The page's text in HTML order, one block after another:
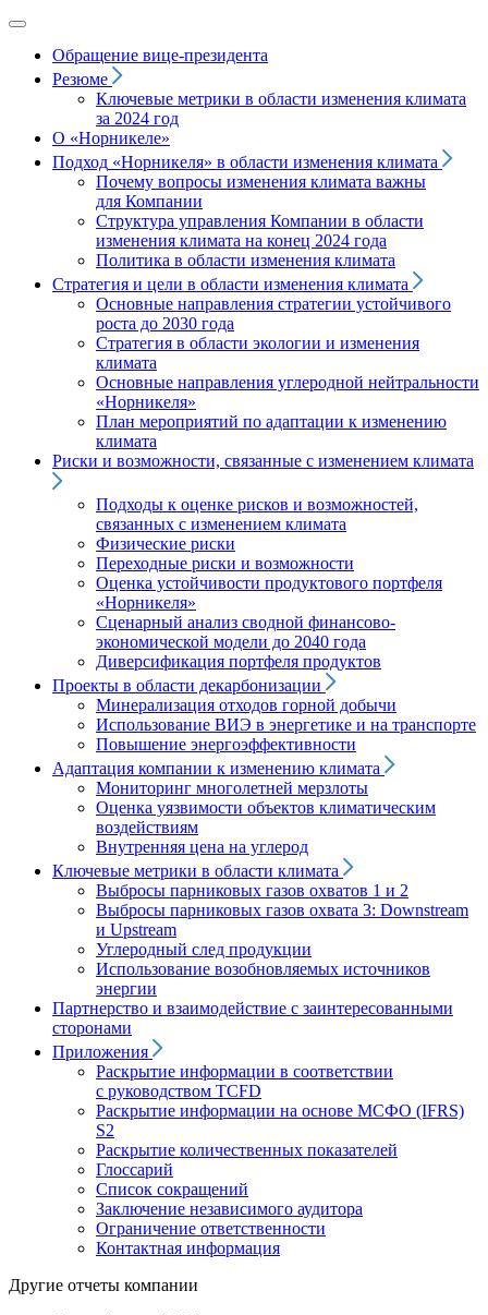
Обращение вице‑президента
Резюме
Ключевые метрики в области изменения климата
за 2024 год
О «Норникеле»
Подход «Норникеля» в области изменения климата
Почему вопросы изменения климата важны
для Компании
Структура управления Компании в области
изменения климата на конец 2024 года
Политика в области изменения климата
Стратегия и цели в области изменения климата
Основные направления стратегии устойчивого
роста до 2030 года
Стратегия в области экологии и изменения
климата
Основные направления углеродной нейтральности
«Норникеля»
План мероприятий по адаптации к изменению
климата
Риски и возможности, связанные с изменением климата
Подходы к оценке рисков и возможностей,
связанных с изменением климата
Физические риски
Переходные риски и возможности
Оценка устойчивости продуктового портфеля
«Норникеля»
Сценарный анализ сводной финансово-
экономической модели до 2040 года
Диверсификация портфеля продуктов
Проекты в области декарбонизации
Минерализация отходов горной добычи
Использование ВИЭ в энергетике и на транспорте
Повышение энергоэффективности
Адаптация компании к изменению климата
Мониторинг многолетней мерзлоты
Оценка уязвимости объектов климатическим
воздействиям
Внутренняя цена на углерод
Ключевые метрики в области климата
Выбросы парниковых газов охватов 1 и 2
Выбросы парниковых газов охвата 3: Downstream
и Upstream
Углеродный след продукции
Использование возобновляемых источников
энергии
Партнерство и взаимодействие с заинтересованными
сторонами
Приложения
Раскрытие информации в соответствии
с руководством TCFD
Раскрытие информации на основе МСФО (IFRS)
S2
Раскрытие количественных показателей
Глоссарий
Список сокращений
Заключение независимого аудитора
Ограничение ответственности
Контактная информация
Другие отчеты компании